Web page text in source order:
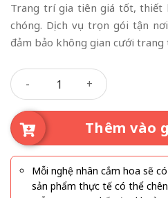
Trang trí gia tiên giá tốt, thiết
chóng. Dịch vụ trọn gói tận
đảm bảo không gian cưới
Phúc Lộc Song Hỷ số lượng
Thêm vào
Mỗi nghệ nhân cắm hoa sẽ
sản phẩm thực tế có thể